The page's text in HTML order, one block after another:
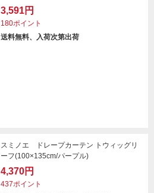
3,591円
180ポイント
送料無料、入荷次第出荷
スミノエ ドレープカーテン トウィッグリ
ーフ(100×135cm/パープル)
4,370円
437ポイント